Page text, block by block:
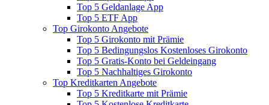
Top 5 Geldanlage App
Top 5 ETF App
Top Girokonto Angebote
Top 5 Girokonto mit Prämie
Top 5 Bedingungslos Kostenloses Girokonto
Top 5 Gratis-Konto bei Geldeingang
Top 5 Nachhaltiges Girokonto
Top Kreditkarten Angebote
Top 5 Kreditkarte mit Prämie